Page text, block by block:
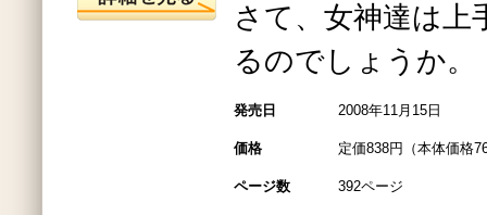
さて、女神達は上
るのでしょうか。
発売日 2008年11月15日
価格 定価838円（本体価格
ページ数 392ページ